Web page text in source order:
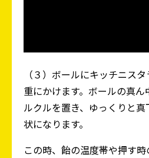
（３）ボールにキッチニス
重にかけます。ボールの真
ルクルを置き、ゆっくりと
状になります。
この時、飴の温度帯や押す